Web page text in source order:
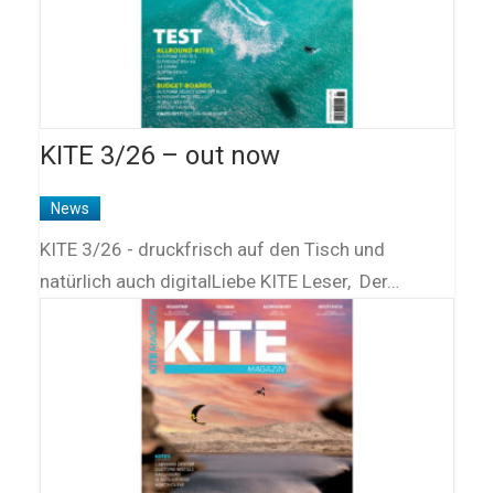
KITE 3/26 – out now
News
KITE 3/26 - druckfrisch auf den Tisch und
natürlich auch digitalLiebe KITE Leser, Der…